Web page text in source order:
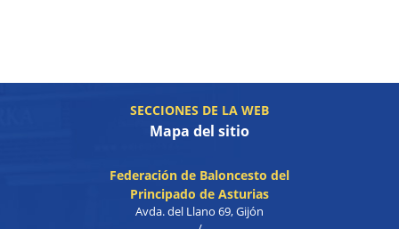
SECCIONES DE LA WEB
Mapa del sitio
Federación de Baloncesto del
Principado de Asturias
Avda. del Llano 69, Gijón